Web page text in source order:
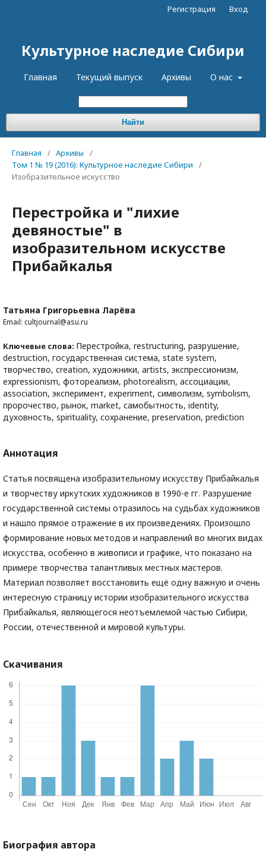
Культурное наследие Сибири
Главная Текущий выпуск Архивы О нас
Найти
Регистрация Вход
Главная / Архивы
/
Том 1 № 19 (2016): Культурное наследие Сибири
/
Изобразительное искусство
Перестройка и "лихие
девяностые" в
изобразительном искусстве
Прибайкалья
Татьяна Григорьевна Ларёва
Email: cultjournal@asu.ru
Ключевые слова: Перестройка, restructuring, разрушение,
destruction, государственная система, state system,
творчество, creation, художники, artists, экспрессионизм,
expressionism, фотореализм, photorealism, ассоциации,
association, эксперимент, experiment, символизм, symbolism,
пророчество, рынок, market, самобытность, identity,
духовность, spirituality, сохранение, preservation, prediction
Аннотация
Статья посвящена изобразительному искусству Прибайкалья
и творчеству иркутских художников в 1990-е гг. Разрушение
государственной системы отразилось на судьбах художников
и нашло прямое отражение в их произведениях. Произошло
формирование новых методов и направлений во многих видах
искусства, особенно в живописи и графике, что показано на
примере творчества талантливых местных мастеров.
Материал позволяет восстановить ещё одну важную и очень
интересную страницу истории изобразительного искусства
Прибайкалья, являющегося неотъемлемой частью Сибири,
России, отечественной и мировой культуры.
Скачивания
Биография автора